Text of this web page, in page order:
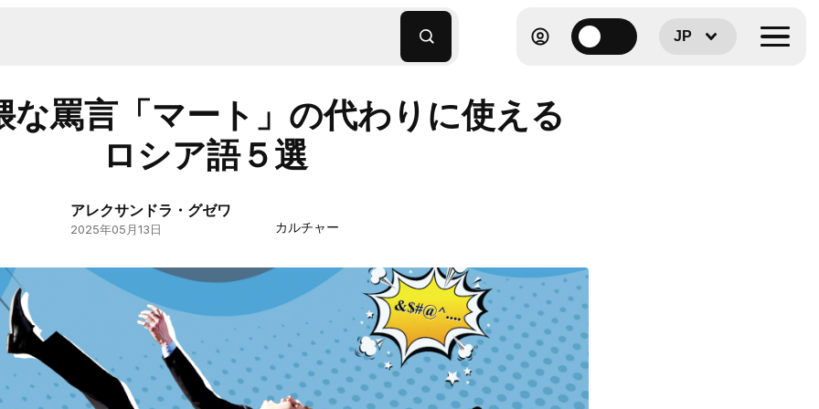
JP
な罵言「マート」の代わりに使える
ロシア語５選
アレクサンドラ・グゼワ
2025年05月13日 カルチャー